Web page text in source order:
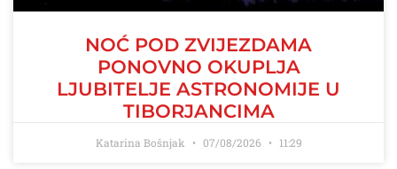
NOĆ POD ZVIJEZDAMA
PONOVNO OKUPLJA
LJUBITELJE ASTRONOMIJE U
TIBORJANCIMA
Katarina Bošnjak 07/08/2026 11:29